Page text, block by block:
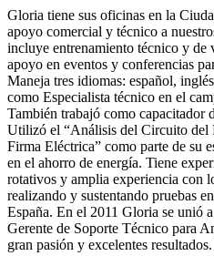
Gloria tiene sus oficinas en la
apoyo comercial y técnico a
incluye entrenamiento técnico y de
apoyo en eventos y conferencias
Maneja tres idiomas: español,
como Especialista técnico en el
También trabajó como capacitador
Utilizó el “Análisis del Circuito del
Firma Eléctrica” como parte de su
en el ahorro de energía. Tiene
rotativos y amplia experiencia con
realizando y sustentando pruebas
España. En el 2011 Gloria se
Gerente de Soporte Técnico para
gran pasión y excelentes